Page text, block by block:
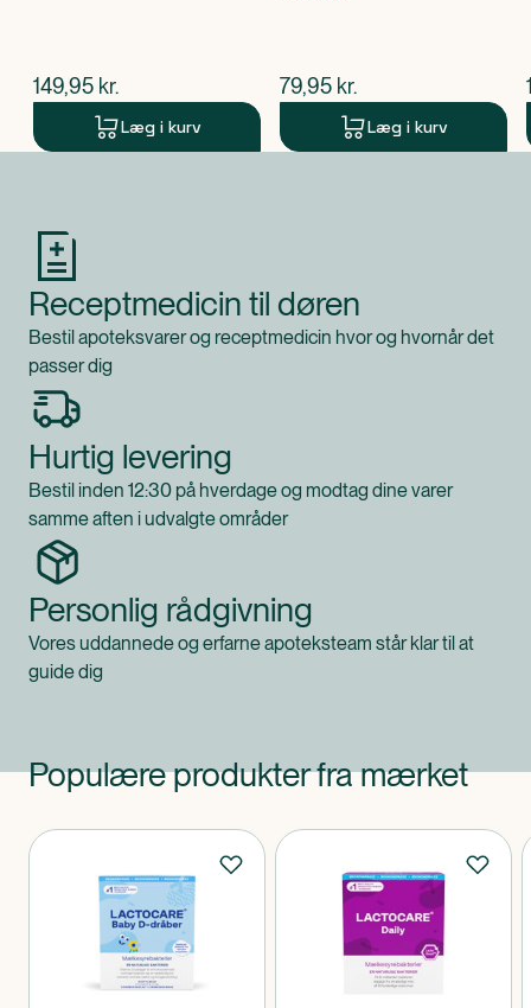
$nuværende pris
149,95 kr.
Læg i kurv
$nuværende pris
79,95 kr.
Læg i kurv
Receptmedicin til døren
Bestil apoteksvarer og receptmedicin hvor og hvornår det
passer dig
Hurtig levering
Bestil inden 12:30 på hverdage og modtag dine varer
samme aften i udvalgte områder
Personlig rådgivning
Vores uddannede og erfarne apoteksteam står klar til at
guide dig
Populære produkter fra mærket
Produkter